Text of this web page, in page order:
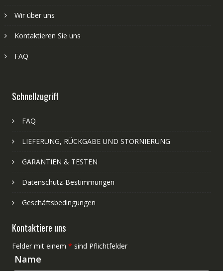
Wir über uns
Kontaktieren Sie uns
FAQ
Schnellzugriff
FAQ
LIEFERUNG, RÜCKGABE UND STORNIERUNG
GARANTIEN & TESTEN
Datenschutz-Bestimmungen
Geschäftsbedingungen
Kontaktiere uns
Felder mit einem * sind Pflichtfelder
Name